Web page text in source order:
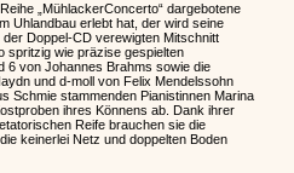
„MühlackerConcerto“ dargebotene
Uhlandbau erlebt hat, der wird seine
Doppel-CD verewigten Mitschnitt
spritzig wie präzise gespielten
6 von Johannes Brahms sowie die
und d-moll von Felix Mendelssohn
Schmie stammenden Pianistinnen Marina
ihres Könnens ab. Dank ihrer
Reife brauchen sie die
keinerlei Netz und doppelten Boden